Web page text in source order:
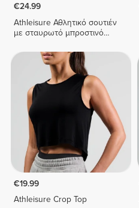
€24.99
Athleisure Αθλητικό σουτιέν
με σταυρωτό μπροστινό
€19.99
Athleisure Crop Top